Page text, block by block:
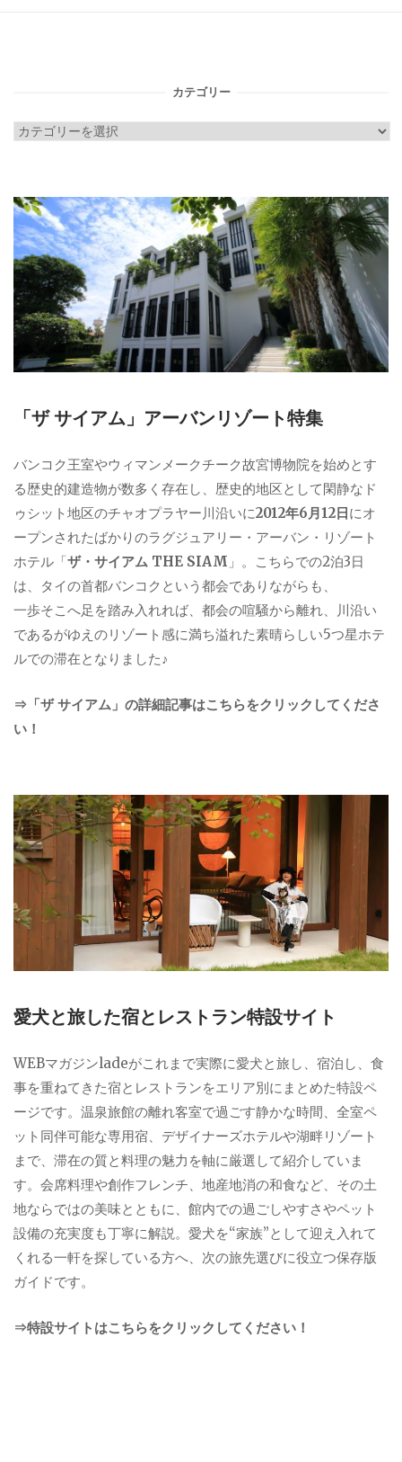
カテゴリー
カ
リ
ー
「ザ サイアム」アーバンリゾート特集
バンコク王室やウィマンメークチーク故宮博物院を始めとす
る歴史的建造物が数多く存在し、歴史的地区として閑静なド
ゥシット地区のチャオプラヤー川沿いに2012年6月12日にオ
ープンされたばかりのラグジュアリー・アーバン・リゾート
ホテル「ザ・サイアム THE SIAM 」。こちらでの2泊3日
は、タイの首都バンコクという都会でありながらも、
一歩そこへ足を踏み入れれば、都会の喧騒から離れ、川沿い
であるがゆえのリゾート感に満ち溢れた素晴らしい5つ星ホテ
ルでの滞在となりました♪
⇒「ザ サイアム」の詳細記事はこちらをクリックしてくださ
い！
愛犬と旅した宿とレストラン特設サイト
WEBマガジンladeがこれまで実際に愛犬と旅し、宿泊し、食
事を重ねてきた宿とレストランをエリア別にまとめた特設ペ
ージです。温泉旅館の離れ客室で過ごす静かな時間、全室ペ
ット同伴可能な専用宿、デザイナーズホテルや湖畔リゾート
まで、滞在の質と料理の魅力を軸に厳選して紹介していま
す。会席料理や創作フレンチ、地産地消の和食など、その土
地ならではの美味とともに、館内での過ごしやすさやペット
設備の充実度も丁寧に解説。愛犬を“家族”として迎え入れて
くれる一軒を探している方へ、次の旅先選びに役立つ保存版
ガイドです。
⇒特設サイトはこちらをクリックしてください！